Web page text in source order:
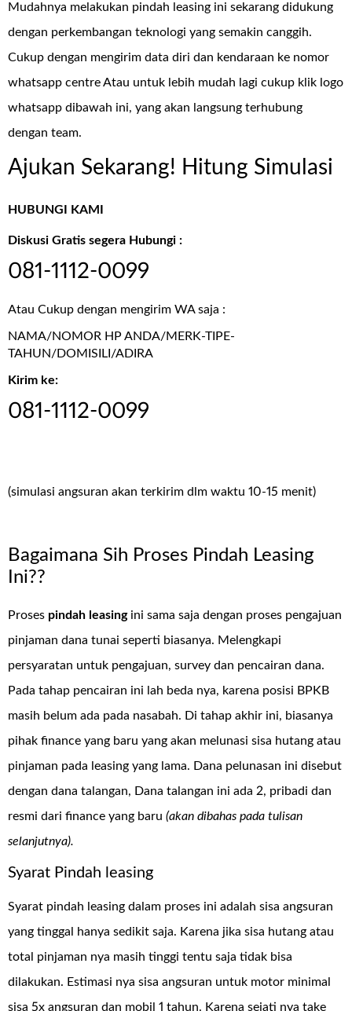
Mudahnya melakukan pindah leasing ini sekarang didukung
dengan perkembangan teknologi yang semakin canggih.
Cukup dengan mengirim data diri dan kendaraan ke nomor
whatsapp centre Atau untuk lebih mudah lagi cukup klik logo
whatsapp dibawah ini, yang akan langsung terhubung
dengan team.
Ajukan Sekarang! Hitung Simulasi
HUBUNGI KAMI
Diskusi Gratis segera Hubungi :
081-1112-0099
Atau Cukup dengan mengirim WA saja :
NAMA/NOMOR HP ANDA/MERK-TIPE-
TAHUN/DOMISILI/ADIRA
Kirim ke:
081-1112-0099
(simulasi angsuran akan terkirim dlm waktu 10-15 menit)
Bagaimana Sih Proses Pindah Leasing
Ini??
Proses pindah leasingini sama saja dengan proses pengajuan
pinjaman dana tunai seperti biasanya. Melengkapi
persyaratan untuk pengajuan, survey dan pencairan dana.
Pada tahap pencairan ini lah beda nya, karena posisi BPKB
masih belum ada pada nasabah. Di tahap akhir ini, biasanya
pihak finance yang baru yang akan melunasi sisa hutang atau
pinjaman pada leasing yang lama. Dana pelunasan ini disebut
dengan dana talangan, Dana talangan ini ada 2, pribadi dan
resmi dari finance yang baru (akan dibahas pada tulisan
selanjutnya).
Syarat Pindah leasing
Syarat pindah leasing dalam proses ini adalah sisa angsuran
yang tinggal hanya sedikit saja. Karena jika sisa hutang atau
total pinjaman nya masih tinggi tentu saja tidak bisa
dilakukan. Estimasi nya sisa angsuran untuk motor minimal
sisa 5x angsuran dan mobil 1 tahun. Karena sejati nya take